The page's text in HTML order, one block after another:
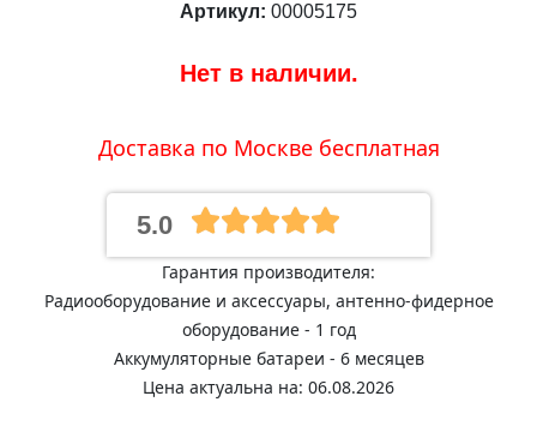
Артикул: 00005175
Нет в наличии.
Доставка по Москве бесплатная
5.0
Гарантия производителя:
Радиооборудование и аксессуары, антенно-фидерное
оборудование - 1 год
Аккумуляторные батареи - 6 месяцев
Цена актуальна на: 06.08.2026